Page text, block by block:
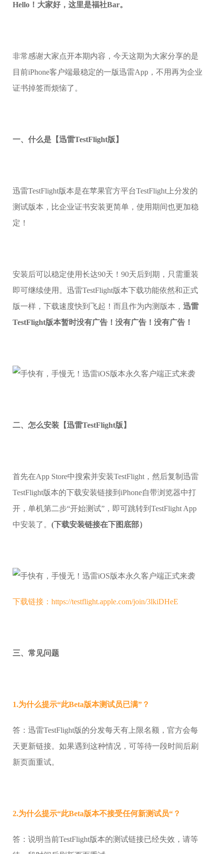
Hello！大家好，这里是福社Bar。
非常感谢大家点开本期内容，今天这期为大家分享的是
目前iPhone客户端最稳定的一版迅雷App，不用再为企业
证书掉签而烦恼了。
一、什么是【迅雷TestFlight版】
迅雷TestFlight版本是在苹果官方平台TestFlight上分发的
测试版本，比企业证书安装更简单，使用期间也更加稳
定！
安装后可以稳定使用长达90天！90天后到期，只需重装
即可继续使用。迅雷TestFlight版本下载功能依然和正式
版一样，下载速度快到飞起！而且作为内测版本，迅雷
TestFlight版本暂时没有广告！没有广告！没有广告！
二、怎么安装【迅雷TestFlight版】
首先在App Store中搜索并安装TestFlight，然后复制迅雷
TestFlight版本的下载安装链接到iPhone自带浏览器中打
开，单机第二步“开始测试”，即可跳转到TestFlight App
中安装了。(下载安装链接在下图底部）
下载链接：https://testflight.apple.com/join/3lkiDHeE
三、常见问题
1.为什么提示“此Beta版本测试员已满”？
答：迅雷TestFlight版的分发每天有上限名额，官方会每
天更新链接。如果遇到这种情况，可等待一段时间后刷
新页面重试。
2.为什么提示“此Beta版本不接受任何新测试员“？
答：说明当前TestFlight版本的测试链接已经失效，请等